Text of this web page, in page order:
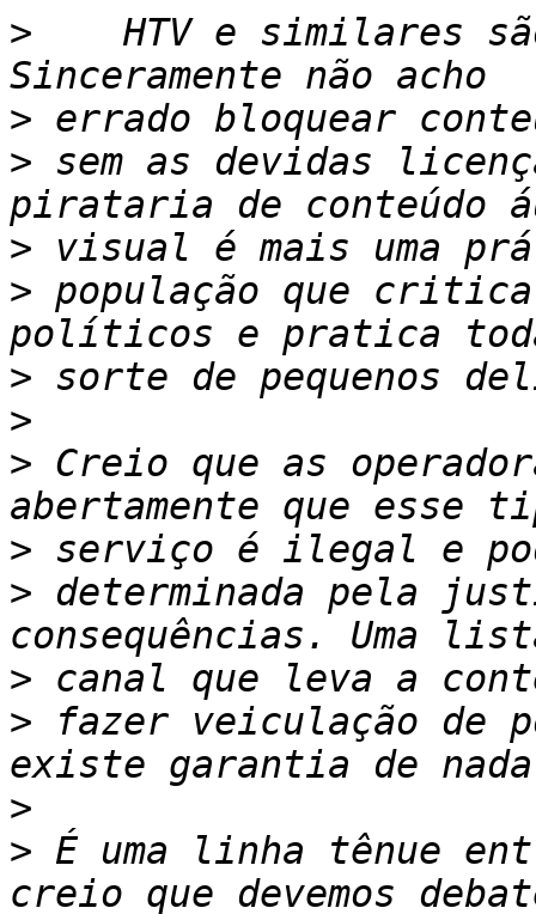
>
HTV e similares
>
> sem as devidas
>
> população que
>
>
> Creio que as
>
> determinada pela
>
> fazer veiculação de
>
> É uma linha tênue